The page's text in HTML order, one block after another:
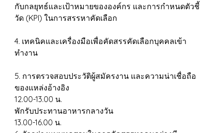
กับกลยุทธ์และเป้าหมายขององค์กร และการกำหนดตัวชี้
วัด (KPI) ในการสรรหาคัดเลือก
4. เทคนิคและเครื่องมือเพื่อคัดสรรคัดเลือกบุคคลเข้า
ทำงาน
5. การตรวจสอบประวัติผู้สมัครงาน และความน่าเชื่อถือ
ของแหล่งอ้างอิง
12.00-13.00 น.
พักรับประทานอาหารกลางวัน
13.00-16.00 น.